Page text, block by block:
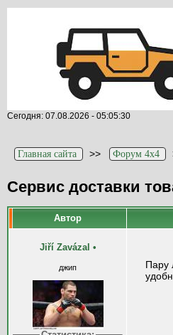
Сегодня: 07.08.2026 - 05:05:30
Главная сайта >> Форум 4x4
Сервис доставки
Автор
Jiří Zavázal •
джип
Пару